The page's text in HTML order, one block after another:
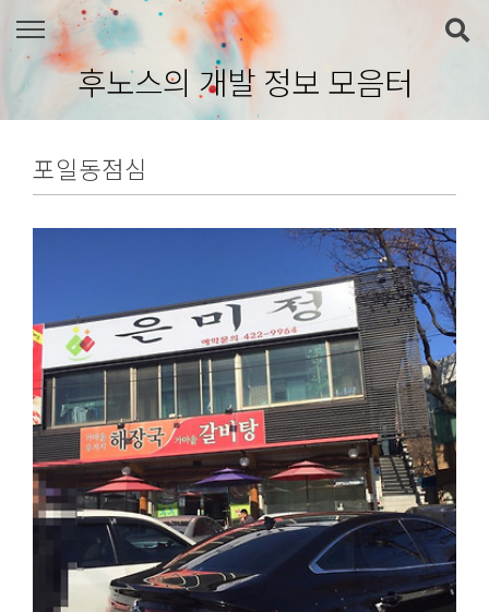
본문 바로가기
후노스의 개발 정보 모음터
포일동점심